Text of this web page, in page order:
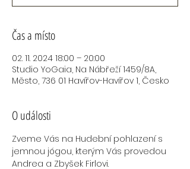
Čas a místo
02. 11. 2024 18:00 – 20:00
Studio YoGaia, Na Nábřeží 1459/8A,
Město, 736 01 Havířov-Havířov 1, Česko
O události
Zveme Vás na Hudební pohlazení s
jemnou jógou, kterým Vás provedou
Andrea a Zbyšek Firlovi.